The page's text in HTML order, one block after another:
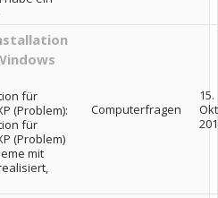
für
(Problem):
für
(Problem)
mit
Computerfragen
15.